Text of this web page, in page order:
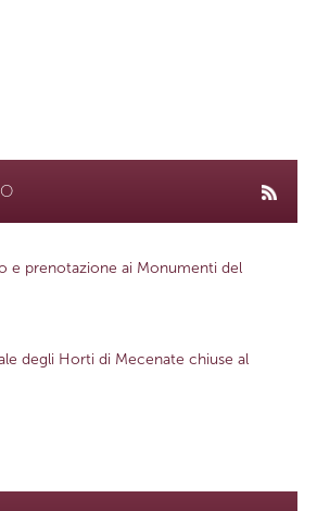
e prenotazione ai Monumenti del
degli Horti di Mecenate chiuse al